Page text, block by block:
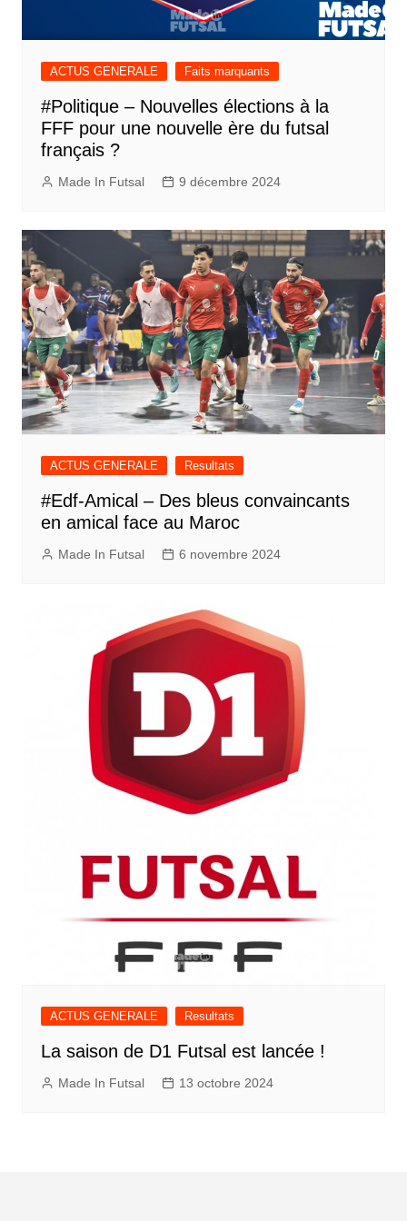
ACTUS GENERALE Faits marquants
#Politique – Nouvelles élections à la
FFF pour une nouvelle ère du futsal
français ?
Made In Futsal 9 décembre 2024
ACTUS GENERALE Resultats
#Edf-Amical – Des bleus convaincants
en amical face au Maroc
Made In Futsal 6 novembre 2024
ACTUS GENERALE Resultats
La saison de D1 Futsal est lancée !
Made In Futsal 13 octobre 2024